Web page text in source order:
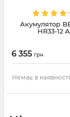
Акумулятор
HR33-12
6 355 грн
Немає в наявності